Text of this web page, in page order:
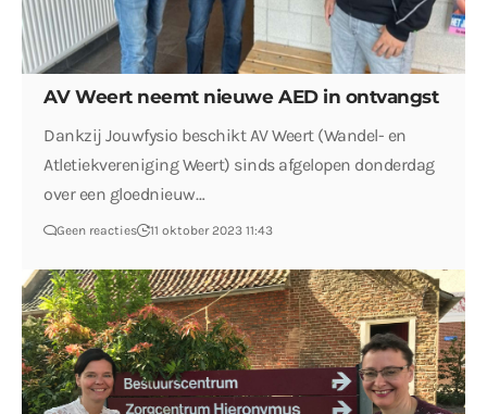
AV Weert neemt nieuwe AED in ontvangst
Dankzij Jouwfysio beschikt AV Weert (Wandel- en
Atletiekvereniging Weert) sinds afgelopen donderdag
over een gloednieuw…
Geen reacties 11 oktober 2023 11:43